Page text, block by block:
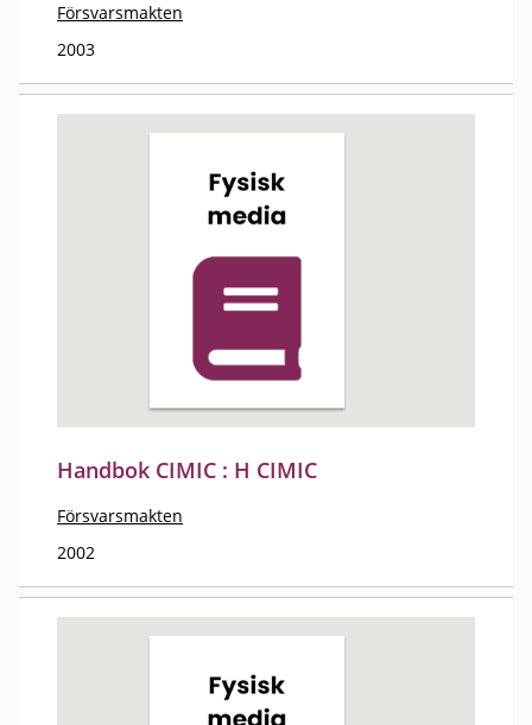
Försvarsmakten
2003
Handbok CIMIC : H CIMIC
Försvarsmakten
2002